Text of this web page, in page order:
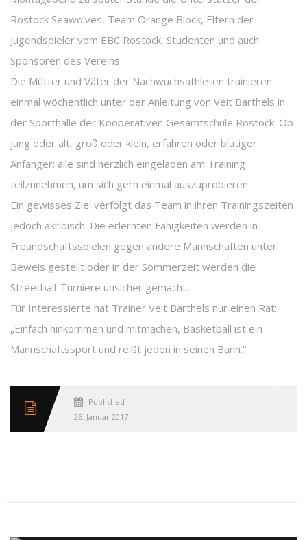
Rostock Seawolves, Team Orange Block, Eltern der
Jugendspieler vom EBC Rostock, Studenten und auch
Sponsoren des Vereins.
Die Mütter und Väter der Nachwuchsathleten trainieren
einmal wöchentlich unter der Anleitung von Veit Barthels in
der Sporthalle der Kooperativen Gesamtschule Rostock. Ob
jung oder alt, groß oder klein, erfahren oder blutiger
Anfänger; alle sind herzlich eingeladen am Training
teilzunehmen, um sich gern einmal auszuprobieren.
Ein gewisses Ziel verfolgt das Team in ihren Trainingszeiten
jedoch akribisch. Die erlernten Fähigkeiten werden in
Freundschaftsspielen gegen andere Mannschaften unter
Beweis gestellt oder in der Sommerzeit werden die
Streetball-Turniere unsicher gemacht.
Für Interessierte hat Trainer Veit Barthels nur einen Rat:
„Einfach hinkommen und mitmachen, Basketball ist ein
Mannschaftssport und reißt jeden in seinen Bann.“
Published
26. Januar 2017